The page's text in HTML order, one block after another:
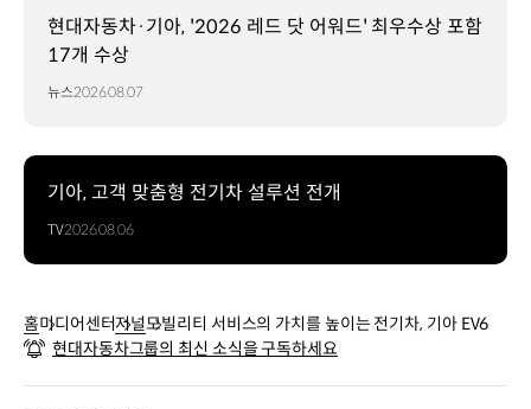
현대자동차·기아, '2026 레드 닷 어워드' 최우수상 포함
17개 수상
뉴스2026.08.07
기아, 고객 맞춤형 전기차 설루션 전개
TV2026.08.06
홈미디어센터저널모빌리티 서비스의 가치를 높이는 전기차, 기아 EV6
현대자동차그룹의 최신 소식을 구독하세요